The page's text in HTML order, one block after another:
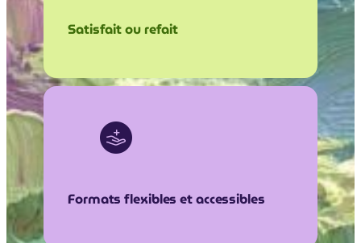
Satisfait ou refait
Formats flexibles et accessibles